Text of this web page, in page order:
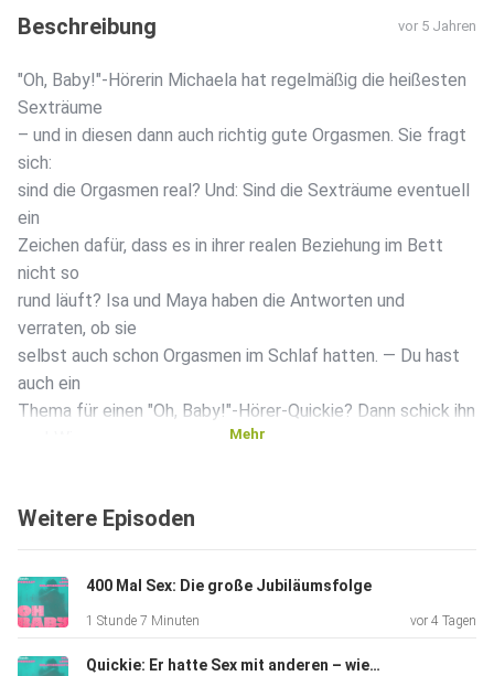
Beschreibung vor 5 Jahren
"Oh, Baby!"-Hörerin Michaela hat regelmäßig die heißesten
Sexträume
– und in diesen dann auch richtig gute Orgasmen. Sie fragt
sich:
sind die Orgasmen real? Und: Sind die Sexträume eventuell
ein
Zeichen dafür, dass es in ihrer realen Beziehung im Bett
nicht so
rund läuft? Isa und Maya haben die Antworten und
verraten, ob sie
selbst auch schon Orgasmen im Schlaf hatten. — Du hast
auch ein
Thema für einen "Oh, Baby!"-Hörer-Quickie? Dann schick ihn
Schickt sie uns super gerne an das „Oh, Baby!“-Handy:
664
Mehr
Weitere Episoden
400 Mal Sex: Die große Jubiläumsfolge
1 Stunde 7 Minuten vor 4 Tagen
Quickie: Er hatte Sex mit anderen – wie gehe ich damit um